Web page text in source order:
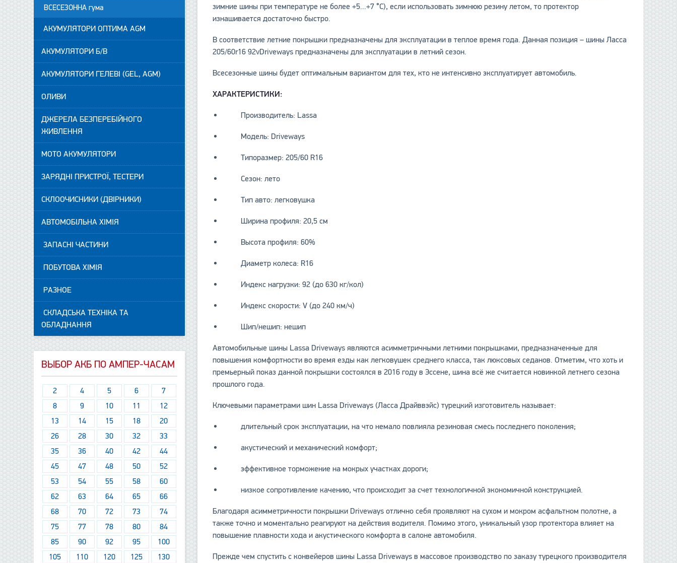
зимние шины при температуре не более +5...+7 °C), если использовать зимнюю резину летом, то протектор
изнашивается достаточно быстро.
В соответствие летние покрышки предназначены для эксплуатации в теплое время года. Данная позиция – шины Ласса
205/60r16 92vDriveways предназначены для эксплуатации в летний сезон.
Всесезонные шины будет оптимальным вариантом для тех, кто не интенсивно эксплуатирует автомобиль.
ХАРАКТЕРИСТИКИ:
Производитель: Lassa
Модель: Driveways
Типоразмер: 205/60 R16
Сезон: лето
Тип авто: легковушка
Ширина профиля: 20,5 см
Высота профиля: 60%
Диаметр колеса: R16
Индекс нагрузки: 92 (до 630 кг/кол)
Индекс скорости: V (до 240 км/ч)
Шип/нешип: нешип
Автомобильные шины Lassa Driveways являются асимметричными летними покрышками, предназначенные для
повышения комфортности во время езды как легковушек среднего класса, так люксовых седанов. Отметим, что хоть и
премьерный показ данной покрышки состоялся в 2016 году в Эссене, шина всё же считается новинкой летнего сезона
прошлого года.
Ключевыми параметрами шин Lassa Driveways (Ласса Драйввэйс) турецкий изготовитель называет:
длительный срок эксплуатации, на что немало повлияла резиновая смесь последнего поколения;
акустический и механический комфорт;
эффективное торможение на мокрых участках дороги;
низкое сопротивление качению, что происходит за счет технологичной экономичной конструкцией.
Благодаря асимметричности покрышки Driveways отлично себя проявляют на сухом и мокром асфальтном полотне, а
также точно и моментально реагируют на действия водителя. Помимо этого, уникальный узор протектора влияет на
повышение плавности хода и акустического комфорта в салоне автомобиля.
Прежде чем спустить с конвейеров шины Lassa Driveways в массовое производство по заказу турецкого производителя
ВСЕСЕЗОННА гума
АКУМУЛЯТОРИ ОПТИМА AGM
АКУМУЛЯТОРИ Б/В
АКУМУЛЯТОРИ ГЕЛЕВІ (GEL, AGM)
ОЛИВИ
ДЖЕРЕЛА БЕЗПЕРЕБІЙНОГО
ЖИВЛЕННЯ
МОТО АКУМУЛЯТОРИ
ЗАРЯДНІ ПРИСТРОЇ, ТЕСТЕРИ
СКЛООЧИСНИКИ (ДВІРНИКИ)
АВТОМОБІЛЬНА ХІМІЯ
ЗАПАСНІ ЧАСТИНИ
ПОБУТОВА ХІМІЯ
РАЗНОЕ
СКЛАДСЬКА ТЕХНІКА ТА
ОБЛАДНАННЯ
ВЫБОР АКБ ПО АМПЕР-ЧАСАМ
2 4 5 6
7
8
9 10 11
12
13
14 15 18
20
26
28 30 32
33
35
36 40 42
44
45
47 48 50
52
53
54 55 58
60
62
63 64 65
66
68
70 72 73
74
75
77 78 80
84
85
90 92 95
100
105
110 120 125
130